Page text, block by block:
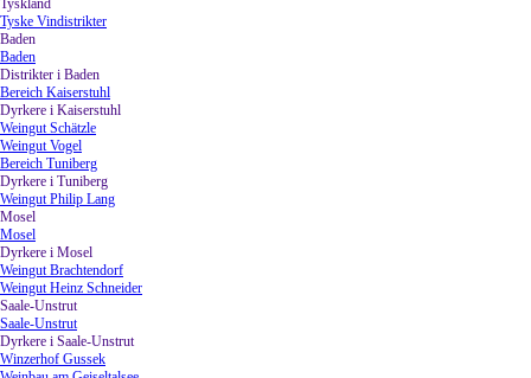
Tyskland
Tyske Vindistrikter
Baden
Baden
Distrikter i Baden
Bereich Kaiserstuhl
Dyrkere i Kaiserstuhl
Weingut Schätzle
Weingut Vogel
Bereich Tuniberg
Dyrkere i Tuniberg
Weingut Philip Lang
Mosel
Mosel
Dyrkere i Mosel
Weingut Brachtendorf
Weingut Heinz Schneider
Saale-Unstrut▼
Saale-Unstrut
Dyrkere i Saale-Unstrut▼
Winzerhof Gussek